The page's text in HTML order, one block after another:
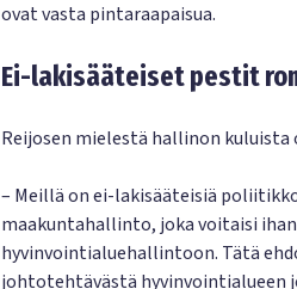
ovat vasta pintaraapaisua.
Ei-lakisääteiset pestit
Reijosen mielestä hallinon
– Meillä on ei-lakisääteisiä
maakuntahallinto, joka voitaisi
hyvinvointialuehallintoon. Tätä
johtotehtävästä hyvinvointialueen